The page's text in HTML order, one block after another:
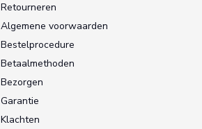
Retourneren
Algemene voorwaarden
Bestelprocedure
Betaalmethoden
Bezorgen
Garantie
Klachten